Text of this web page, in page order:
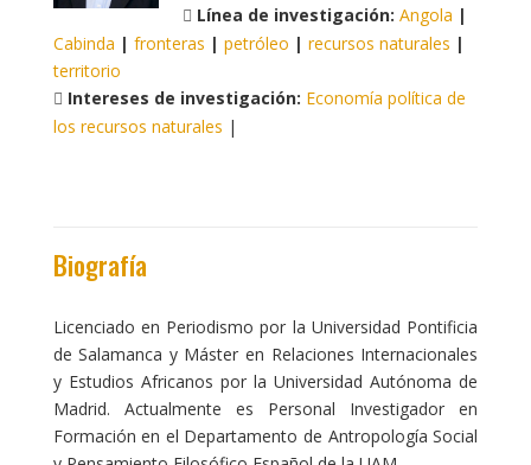
Línea de investigación:Angola |
Cabinda | fronteras | petróleo | recursos naturales |
territorio
Intereses de investigación: Economía política de
los recursos naturales |
Biografía
Licenciado en Periodismo por la Universidad Pontificia
de Salamanca y Máster en Relaciones Internacionales
y Estudios Africanos por la Universidad Autónoma de
Madrid. Actualmente es Personal Investigador en
Formación en el Departamento de Antropología Social